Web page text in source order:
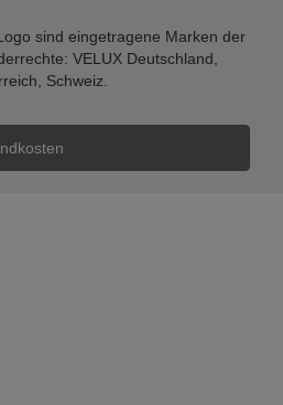
sind eingetragene Marken der
VELUX Deutschland,
Schweiz.